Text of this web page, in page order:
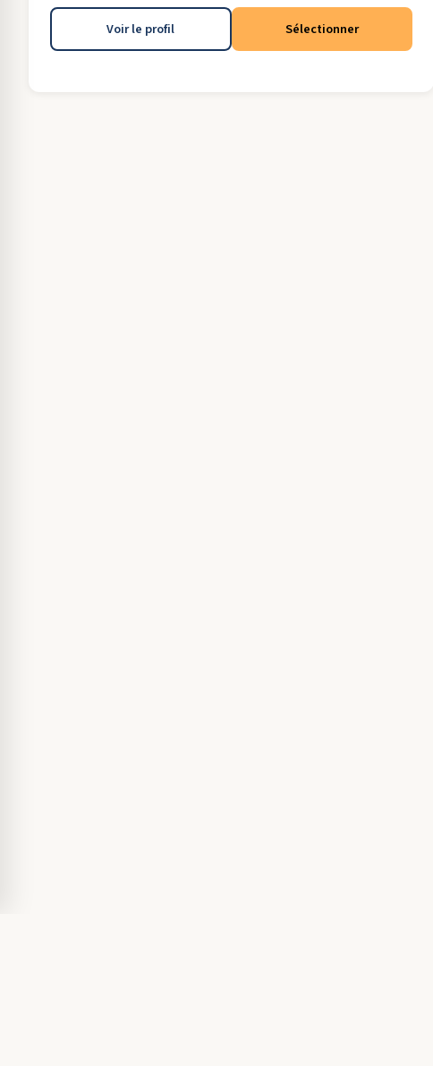
Voir le profil Sélectionner